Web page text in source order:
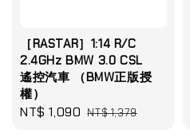
［RASTAR］1:14 R/C
2.4GHz BMW 3.0 CSL
遙控汽車 （BMW正版授
權）
Sale
NT$ 1,090 Regular
NT$ 1,379